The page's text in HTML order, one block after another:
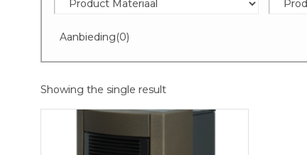
Aanbieding(0)
Showing the single result